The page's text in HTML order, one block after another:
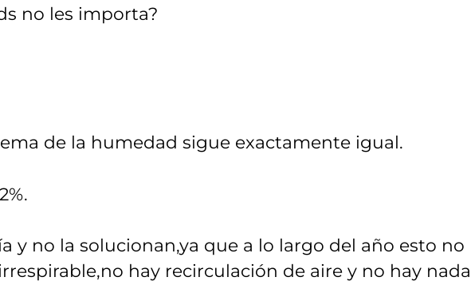
no les importa?
de la humedad sigue exactamente igual.
y no la solucionan,ya que a lo largo del año esto no
hay recirculación de aire y no hay nada